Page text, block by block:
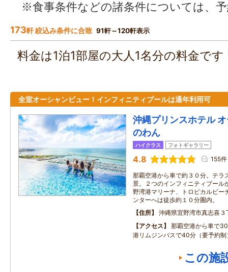
※食事条件などの諸条件については、
173軒 絞込み条件に合致 91軒～120軒表示
料金は1泊1部屋の大人1名分の料金で
全室オーシャンビュー！インフィニティプールは通年利用可
沖縄プリンスホテル
のわん
ハイクラス フォトギャラリー
4.8 155件
那覇空港から車で約３０分。テラ
景。２つのインフィニティプール
野湾港マリーナ、トロピカルビー
ンターへは徒歩約１０分圏内。
住所
沖縄県宜野湾市真志喜３
アクセス
那覇空港から車で
港リムジンバスで40分（要予約制
この施